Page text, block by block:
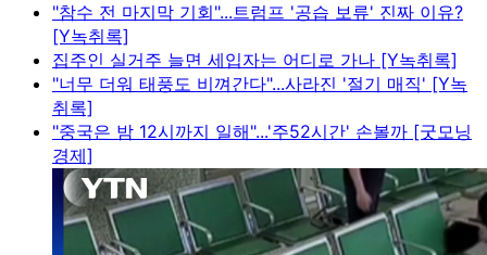
"참수 전 마지막 기회"...트럼프 '공습 보류' 진짜 이유?
[Y녹취록]
집주인 실거주 늘면 세입자는 어디로 가나 [Y녹취록]
"너무 더워 태풍도 비껴간다"...사라진 '절기 매직' [Y녹
취록]
"중국은 밤 12시까지 일해"...'주52시간' 손볼까 [굿모닝
경제]